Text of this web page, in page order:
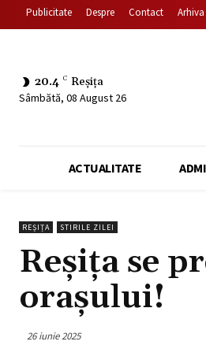
Publicitate Despre Contact Arhiva
20.4 C Reșița
Sâmbătă, 08 August 26
ACTUALITATE
REȘIȚA STIRILE ZILEI
Reșița se
orașului!
26 iunie 2025